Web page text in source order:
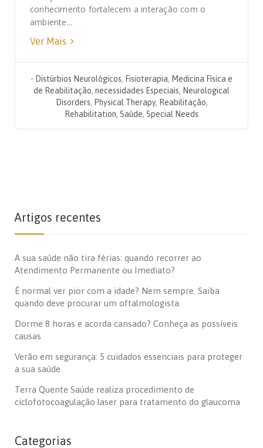
conhecimento fortalecem a interação com o
ambiente...
Ver Mais
- Distúrbios Neurológicos, Fisioterapia, Medicina Física e
de Reabilitação, necessidades Especiais, Neurological
Disorders, Physical Therapy, Reabilitação,
Rehabilitation, Saúde, Special Needs
Artigos recentes
A sua saúde não tira férias: quando recorrer ao
Atendimento Permanente ou Imediato?
É normal ver pior com a idade? Nem sempre. Saiba
quando deve procurar um oftalmologista.
Dorme 8 horas e acorda cansado? Conheça as possíveis
causas
Verão em segurança: 5 cuidados essenciais para proteger
a sua saúde
Terra Quente Saúde realiza procedimento de
ciclofotocoagulação laser para tratamento do glaucoma
Categorias